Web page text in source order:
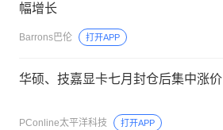
幅增长
Barrons巴伦 打开APP
华硕、技嘉显卡七月封仓后集中涨价
PConline太平洋科技 打开APP